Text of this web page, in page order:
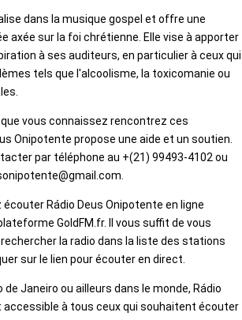
dans la musique gospel et offre une
axée sur la foi chrétienne. Elle vise à apporter
à ses auditeurs, en particulier à ceux qui
tels que l'alcoolisme, la toxicomanie ou
vous connaissez rencontrez ces
Onipotente propose une aide et un soutien.
par téléphone au +(21) 99493-4102 ou
écouter Rádio Deus Onipotente en ligne
GoldFM.fr. Il vous suffit de vous
la radio dans la liste des stations
sur le lien pour écouter en direct.
de Janeiro ou ailleurs dans le monde, Rádio
accessible à tous ceux qui souhaitent écouter